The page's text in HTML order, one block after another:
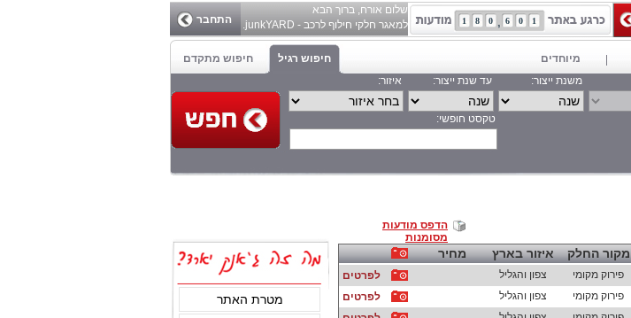
1
0
6
0
8
1
שלום אורח, ברוך הבא
למאגר חלקי חילוף לרכב - junkYARD.
התחבר
חיפוש מתקדם חיפוש רגיל
מיוחדים
משנת ייצור: עד שנת ייצור: איזור:
טקסט חופשי:
הדפס מודעות
מסומנות
מקור החלק איזור בארץ מחיר
פירוק מקומי צפון והגליל
לפרטים
פירוק מקומי צפון והגליל
לפרטים
מטרת האתר